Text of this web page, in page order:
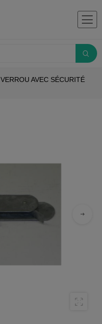
VERROU AVEC SÉCURITÉ